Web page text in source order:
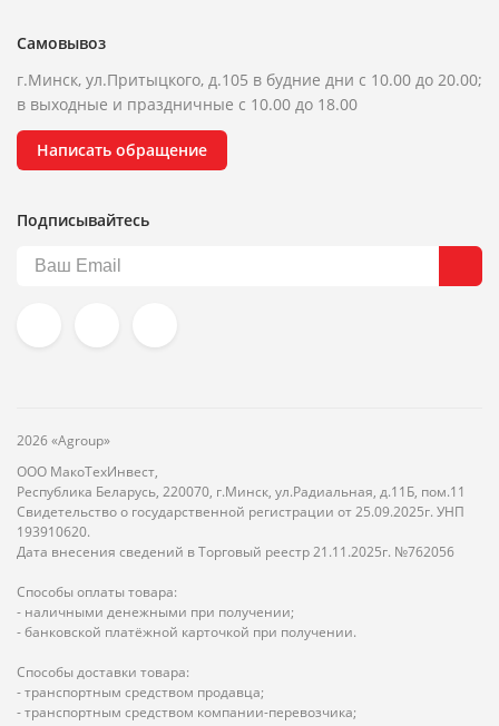
Самовывоз
г.Минск, ул.Притыцкого, д.105 в будние дни с 10.00 до 20.00;
в выходные и праздничные с 10.00 до 18.00
Написать обращение
Подписывайтесь
2026 «Agroup»
ООО МакоТехИнвест,
Республика Беларусь, 220070, г.Минск, ул.Радиальная, д.11Б, пом.11
Свидетельство о государственной регистрации от 25.09.2025г. УНП
193910620.
Дата внесения сведений в Торговый реестр 21.11.2025г. №762056
Способы оплаты товара:
- наличными денежными при получении;
- банковской платёжной карточкой при получении.
Способы доставки товара:
- транспортным средством продавца;
- транспортным средством компании-перевозчика;